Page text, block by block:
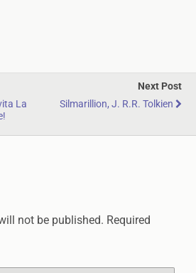
La
Next Post
Silmarillion, J. R.R. Tolkien
not be published. Required